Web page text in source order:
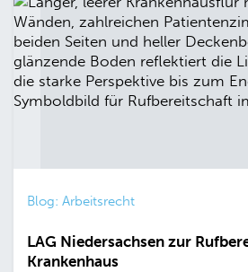
Blog: Arbeitsrecht
LAG Niedersachsen zur
Krankenhaus